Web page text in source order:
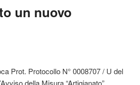
un nuovo
Prot. Protocollo N° 0008707 / U del
della Misura “Artigianato”.